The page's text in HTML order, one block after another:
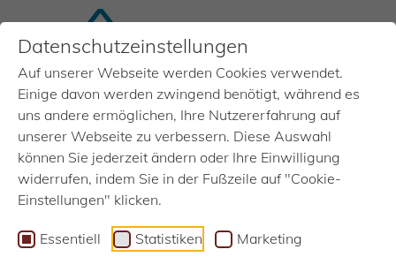
Datenschutzeinstellungen
Auf unserer Webseite werden Cookies verwendet.
Einige davon werden zwingend benötigt, während es
uns andere ermöglichen, Ihre Nutzererfahrung auf
unserer Webseite zu verbessern. Diese Auswahl
können Sie jederzeit ändern oder Ihre Einwilligung
widerrufen, indem Sie in der Fußzeile auf "Cookie-
Einstellungen" klicken.
Essentiell Statistiken Marketing
ARBEITEN BEI BRÜGGEMANN
Bau Deine Zukunft mit uns!
ARBEITEN BEI BRÜGGEMANN
Bau Deine Zukunft mit uns!
ARBEITEN BEI BRÜGGEMANN
Bau Deine Zukunft mit uns!
ARBEITEN BEI BRÜGGEMANN
Bau Deine Zukunft mit uns!